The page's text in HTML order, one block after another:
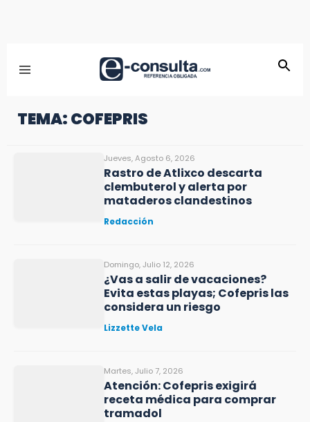
TEMA: COFEPRIS
Jueves, Agosto 6, 2026
Rastro de Atlixco descarta
clembuterol y alerta por
mataderos clandestinos
Redacción
Domingo, Julio 12, 2026
¿Vas a salir de vacaciones?
Evita estas playas; Cofepris las
considera un riesgo
Lizzette Vela
Martes, Julio 7, 2026
Atención: Cofepris exigirá
receta médica para comprar
tramadol